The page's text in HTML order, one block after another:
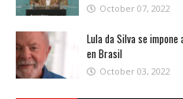
October 07, 2022
Lula da Silva se
en Brasil
October 03, 2022